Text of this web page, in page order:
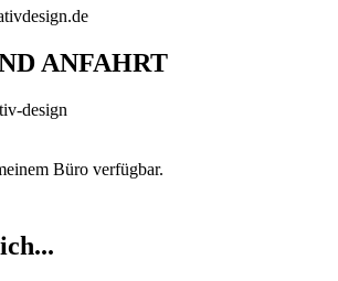
ANFAHRT
design
Büro verfügbar.